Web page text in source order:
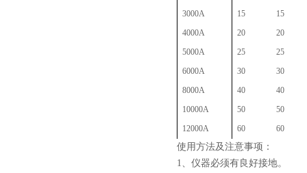
3000A
15
15
4000A
20
20
5000A
25
25
6000A
30
30
8000A
40
40
10000A
50
50
12000A
60 60
使用方法及注意事项：
1、仪器必须有良好接地。